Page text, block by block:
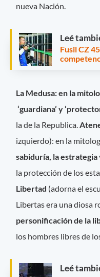
nueva Nación.
Leé
Fusil CZ
La Medusa: en la
‘guardiana’ y
la de la Republica.
izquierdo): en la
sabiduría, la
la protección de los
Libertad (adorna el
Libertas era una diosa
personificación de la
los hombres libres de
Leé